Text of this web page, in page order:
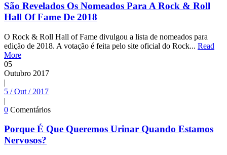
São Revelados Os Nomeados Para A Rock & Roll
Hall Of Fame De 2018
O Rock & Roll Hall of Fame divulgou a lista de nomeados para
edição de 2018. A votação é feita pelo site oficial do Rock... Read
More
05
Outubro 2017
|
5 / Out / 2017
|
0 Comentários
Porque É Que Queremos Urinar Quando Estamos
Nervosos?